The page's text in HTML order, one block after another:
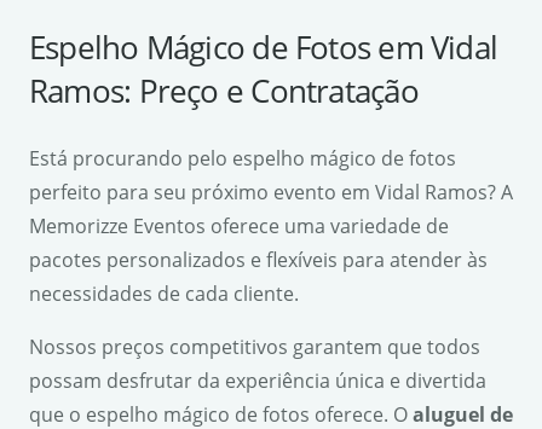
Espelho Mágico de Fotos em Vidal
Ramos: Preço e Contratação
Está procurando pelo espelho mágico de fotos
perfeito para seu próximo evento em Vidal Ramos? A
Memorizze Eventos oferece uma variedade de
pacotes personalizados e flexíveis para atender às
necessidades de cada cliente.
Nossos preços competitivos garantem que todos
possam desfrutar da experiência única e divertida
que o espelho mágico de fotos oferece. Oaluguel de